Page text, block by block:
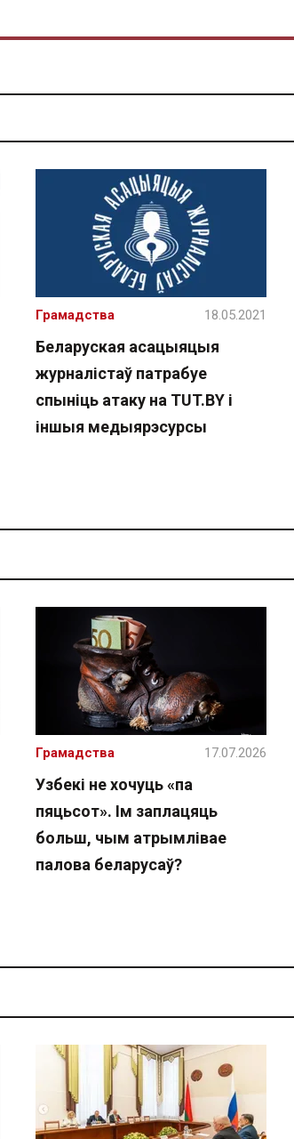
Беларуская асацыяцыя
журналістаў патрабуе
спыніць атаку на TUT.BY і
іншыя медыярэсурсы
Грамадства 18.05.2021
Узбекі не хочуць «па
пяцьсот». Ім заплацяць
больш, чым атрымлівае
палова беларусаў?
Грамадства 17.07.2026